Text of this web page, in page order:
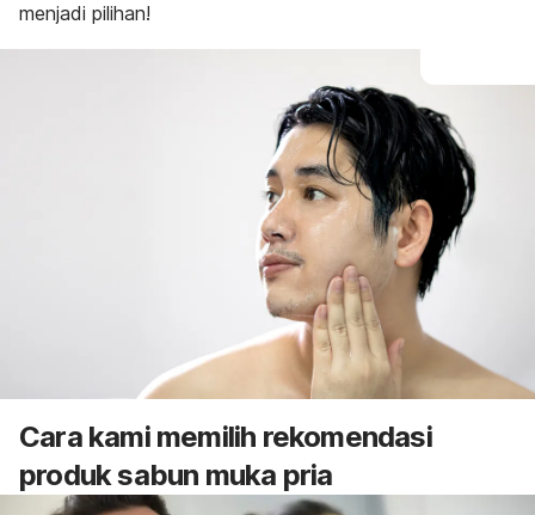
menjadi pilihan!
Cara kami memilih rekomendasi
produk sabun muka pria